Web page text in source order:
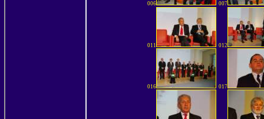
006 007
011 012
016 017